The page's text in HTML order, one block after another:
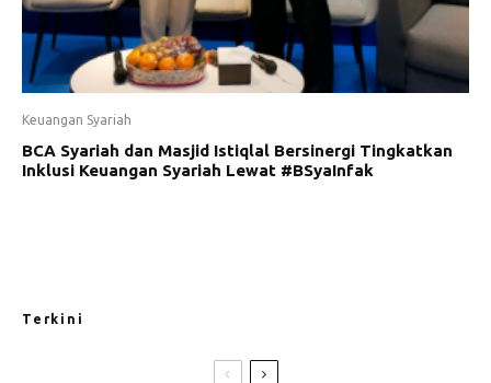
Keuangan Syariah
BCA Syariah dan Masjid Istiqlal Bersinergi Tingkatkan
Inklusi Keuangan Syariah Lewat #BSyaInfak
Terkini